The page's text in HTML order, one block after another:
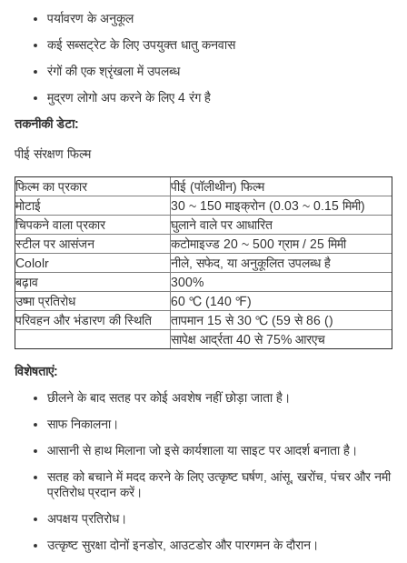
पर्यावरण के अनुकूल
कई सब्सट्रेट के लिए उपयुक्त धातु कनवास
रंगों की एक श्रृंखला में उपलब्ध
मुद्रण लोगो अप करने के लिए 4 रंग है
तकनीकी डेटा:
पीई संरक्षण फिल्म
फिल्म का प्रकार
पीई (पॉलीथीन) फिल्म
मोटाई
30 ~ 150 माइक्रोन (0.03 ~ 0.15 मिमी)
चिपकने वाला प्रकार
घुलाने वाले पर आधारित
स्टील पर आसंजन
कटोमाइज्ड 20 ~ 500 ग्राम / 25 मिमी
Cololr
नीले, सफेद, या अनुकूलित उपलब्ध है
बढ़ाव
300%
उष्मा प्रतिरोध
60 ℃ (140 ℉)
परिवहन और भंडारण की स्थिति
तापमान 15 से 30 ℃ (59 से 86 ()
सापेक्ष आर्द्रता 40 से 75% आरएच
विशेषताएं:
छीलने के बाद सतह पर कोई अवशेष नहीं छोड़ा जाता है।
साफ निकालना।
आसानी से हाथ मिलाना जो इसे कार्यशाला या साइट पर आदर्श बनाता है।
सतह को बचाने में मदद करने के लिए उत्कृष्ट घर्षण, आंसू, खरोंच, पंचर और नमी
प्रतिरोध प्रदान करें।
अपक्षय प्रतिरोध।
उत्कृष्ट सुरक्षा दोनों इनडोर, आउटडोर और पारगमन के दौरान।